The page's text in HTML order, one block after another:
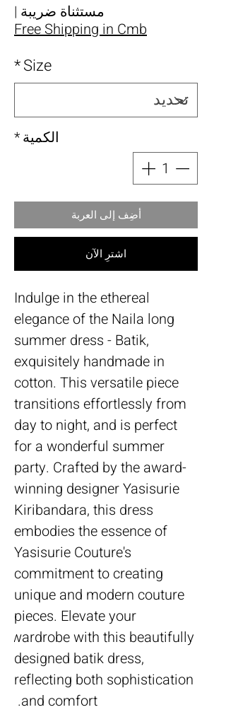
مستثناة ضريبة |
Free Shipping in Cmb
Size
*
الكمية*
أضِف إلى العربة
اشترِ الآن
Indulge in the ethereal
elegance of the Naila long
summer dress - Batik,
exquisitely handmade in
cotton. This versatile piece
transitions effortlessly from
day to night, and is perfect
for a wonderful summer
party. Crafted by the award-
winning designer Yasisurie
Kiribandara, this dress
embodies the essence of
Yasisurie Couture's
commitment to creating
unique and modern couture
pieces. Elevate your
wardrobe with this beautifully
designed batik dress,
reflecting both sophistication
and comfort.